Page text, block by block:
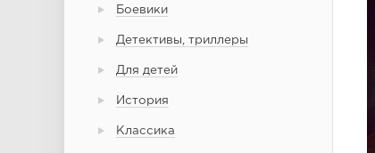
Боевики
Детективы, триллеры
Для детей
История
Классика